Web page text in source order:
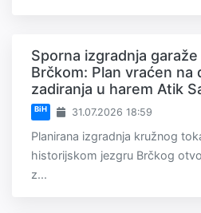
Sporna izgradnja
Brčkom: Plan vraćen na
zadiranja u harem Atik
BiH 31.07.2026 18:59
Planirana izgradnja kružnog
historijskom jezgru Brčkog
z...